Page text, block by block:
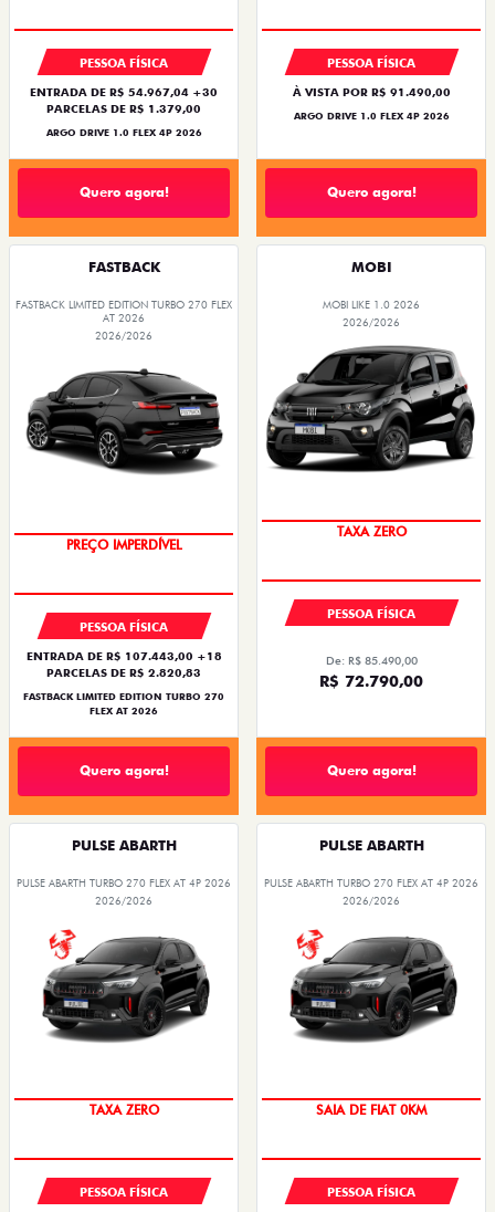
PESSOA FÍSICA
ENTRADA DE R$ 54.967,04 +30
PARCELAS DE R$ 1.379,00
ARGO DRIVE 1.0 FLEX 4P 2026
Quero agora!
PESSOA FÍSICA
À VISTA POR R$ 91.490,00
ARGO DRIVE 1.0 FLEX 4P 2026
Quero agora!
FASTBACK
FASTBACK LIMITED EDITION TURBO 270 FLEX
AT 2026
2026/2026
PREÇO IMPERDÍVEL
PESSOA FÍSICA
ENTRADA DE R$ 107.443,00 +18
PARCELAS DE R$ 2.820,83
FASTBACK LIMITED EDITION TURBO 270
FLEX AT 2026
Quero agora!
MOBI
MOBI LIKE 1.0 2026
2026/2026
TAXA ZERO
PESSOA FÍSICA
De: R$ 85.490,00
R$ 72.790,00
Quero agora!
PULSE ABARTH
PULSE ABARTH TURBO 270 FLEX AT 4P 2026
2026/2026
TAXA ZERO
PESSOA FÍSICA
PULSE ABARTH
PULSE ABARTH TURBO 270 FLEX AT 4P 2026
2026/2026
SAIA DE FIAT 0KM
PESSOA FÍSICA